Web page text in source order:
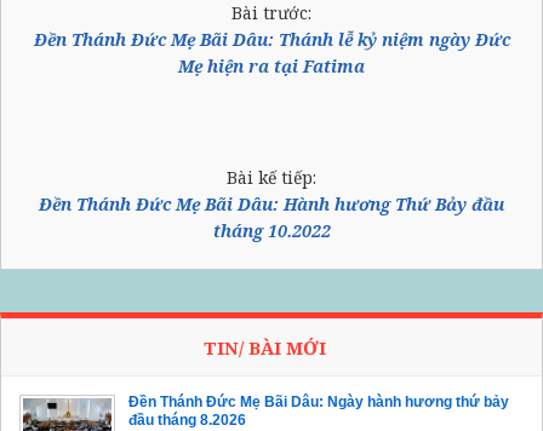
Bài trước:
Đền Thánh Đức Mẹ Bãi Dâu: Thánh lễ kỷ niệm ngày Đức
Mẹ hiện ra tại Fatima
Bài kế tiếp:
Đền Thánh Đức Mẹ Bãi Dâu: Hành hương Thứ Bảy đầu
tháng 10.2022
TIN/ BÀI MỚI
Đền Thánh Đức Mẹ Bãi Dâu: Ngày hành hương thứ bảy
đầu tháng 8.2026